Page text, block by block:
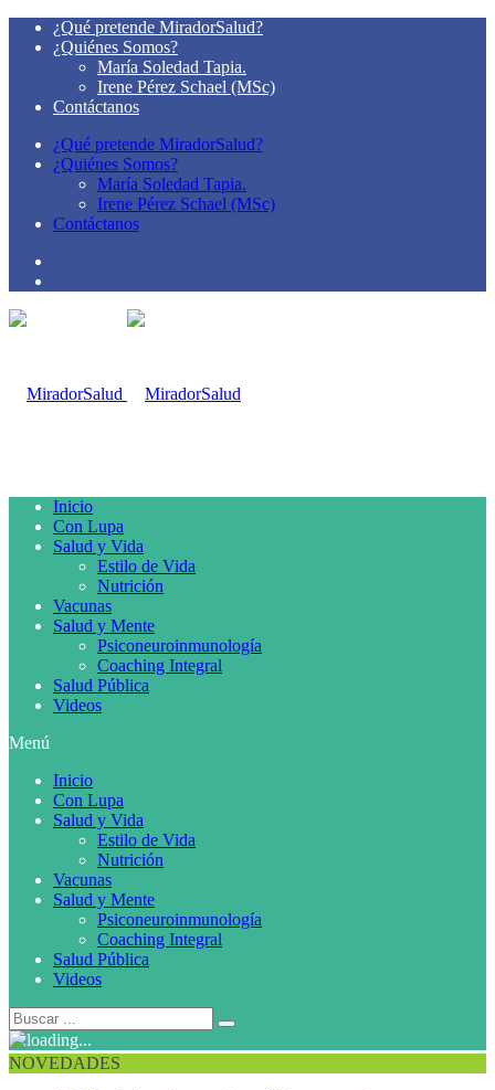
¿Qué pretende MiradorSalud?
¿Quiénes Somos?
María Soledad Tapia.
Irene Pérez Schael (MSc)
Contáctanos
¿Qué pretende MiradorSalud?
¿Quiénes Somos?
María Soledad Tapia.
Irene Pérez Schael (MSc)
Contáctanos
Inicio
Con Lupa
Salud y Vida
Estilo de Vida
Nutrición
Vacunas
Salud y Mente
Psiconeuroinmunología
Coaching Integral
Salud Pública
Videos
Menú
Inicio
Con Lupa
Salud y Vida
Estilo de Vida
Nutrición
Vacunas
Salud y Mente
Psiconeuroinmunología
Coaching Integral
Salud Pública
Videos
NOVEDADES